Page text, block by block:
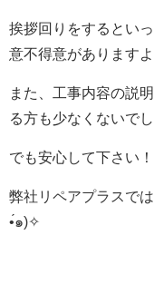
挨拶回りをするとい
意不得意がありますよ
また、工事内容の説
る方も少なくないでし
でも安心して下さい！
弊社リペアプラスでは
•́๑)✧